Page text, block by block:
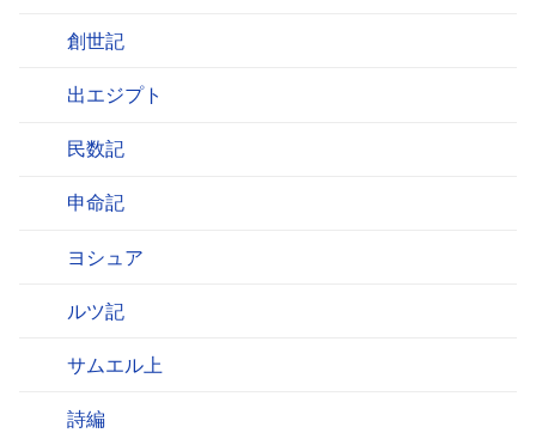
創世記
出エジプト
民数記
申命記
ヨシュア
ルツ記
サムエル上
詩編